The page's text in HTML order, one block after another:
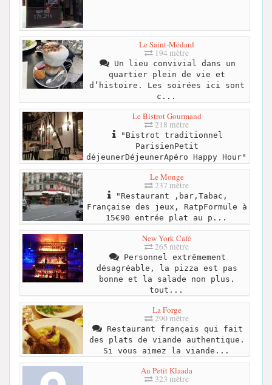
Le Saint-Médard
194 mètre
Un lieu convivial dans un
quartier plein de vie et
d’histoire. Les soirées ici sont
c...
Le Bistrot Gourmand
218 mètre
"Bistrot traditionnel
ParisienPetit
déjeunerDéjeunerApéro Happy Hour"
Le Monge
237 mètre
"Restaurant ,bar,Tabac,
Française des jeux, RatpFormule à
15€90 entrée plat au p...
New York Café
265 mètre
Personnel extrêmement
désagréable, la pizza est pas
bonne et la salade non plus.
tout...
La Forge
290 mètre
Restaurant français qui fait
des plats de viande authentique.
Si vous aimez la viande...
Au Petit Klaada
323 mètre